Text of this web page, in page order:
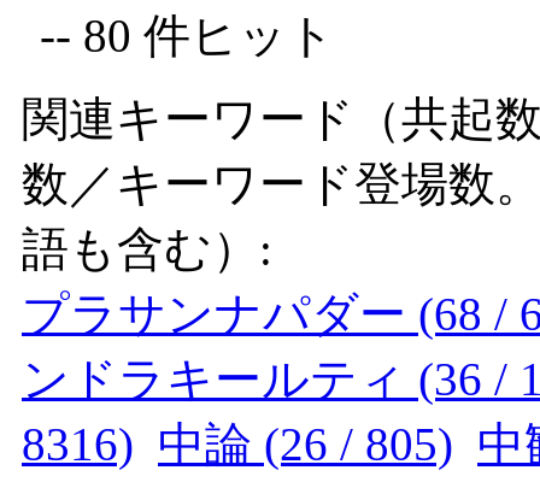
-- 80 件ヒット
関連キーワード（共起
数／キーワード登場数
語も含む）:
プラサンナパダー (68 /
ンドラキールティ (36 /
8316) 中論 (26 / 805) 中